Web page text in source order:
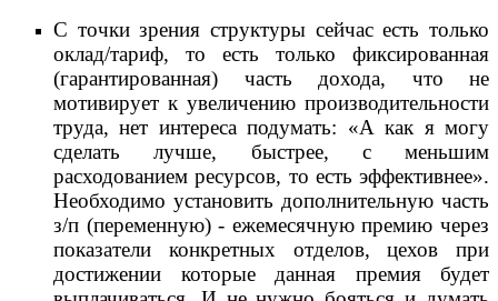
С точки зрения структуры сейчас есть только
оклад/тариф, то есть только фиксированная
(гарантированная) часть дохода, что не
мотивирует к увеличению производительности
труда, нет интереса подумать: «А как я могу
сделать лучше, быстрее, с меньшим
расходованием ресурсов, то есть эффективнее».
Необходимо установить дополнительную часть
з/п (переменную) - ежемесячную премию через
показатели конкретных отделов, цехов при
достижении которые данная премия будет